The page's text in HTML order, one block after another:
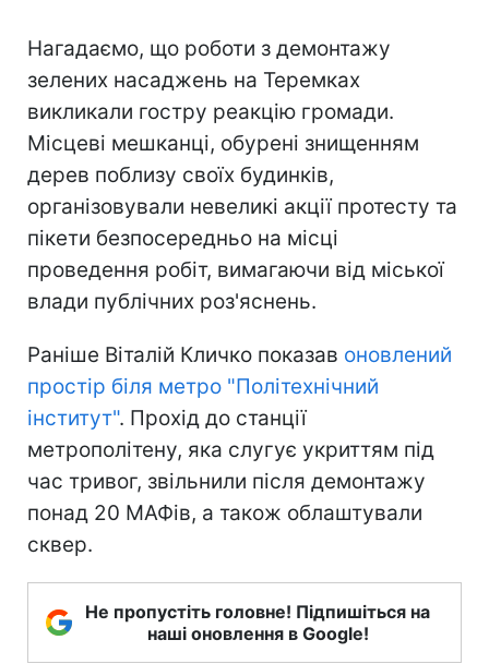
Нагадаємо, що роботи з демонтажу
зелених насаджень на Теремках
викликали гостру реакцію громади.
Місцеві мешканці, обурені знищенням
дерев поблизу своїх будинків,
організовували невеликі акції протесту та
пікети безпосередньо на місці
проведення робіт, вимагаючи від міської
влади публічних роз'яснень.
Раніше Віталій Кличко показав оновлений
простір біля метро "Політехнічний
інститут". Прохід до станції
метрополітену, яка слугує укриттям під
час тривог, звільнили після демонтажу
понад 20 МАФів, а також облаштували
сквер.
Не пропустіть головне! Підпишіться на
наші оновлення в Google!